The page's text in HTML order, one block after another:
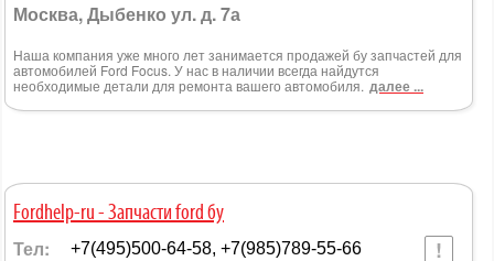
Москва, Дыбенко ул. д. 7а
Наша компания уже много лет занимается продажей бу запчастей для
автомобилей Ford Focus. У нас в наличии всегда найдутся
необходимые детали для ремонта вашего автомобиля. далее ...
Fordhelp-ru - Запчасти ford бу
Тел: +7(495)500-64-58, +7(985)789-55-66